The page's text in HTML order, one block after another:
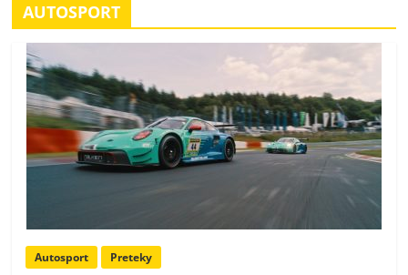
AUTOSPORT
Autosport Preteky